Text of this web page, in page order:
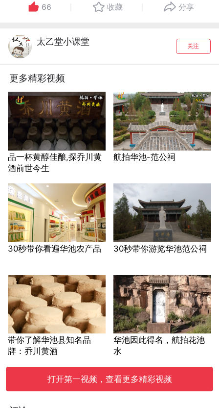
66 收藏 分享
太乙堂小课堂 关注
更多精彩视频
品一杯黄醇佳酿,探乔川黄
酒前世今生
航拍华池-范公祠
30秒带你看遍华池农产品 30秒带你游览华池范公祠
带你了解华池县知名品
牌：乔川黄酒
华池因此得名，航拍花池
水
打开第一视频，查看更多精彩视频